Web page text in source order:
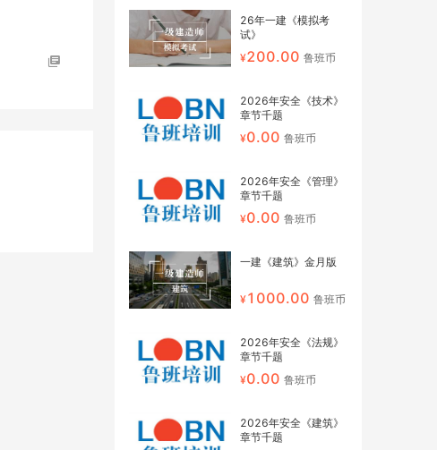
26年一建《模拟考
试》
200.00鲁班币
2026年安全《技术》
章节千题
0.00鲁班币
2026年安全《管理》
章节千题
0.00鲁班币
一建《建筑》金月版
1000.00鲁班币
2026年安全《法规》
章节千题
0.00鲁班币
2026年安全《建筑》
章节千题